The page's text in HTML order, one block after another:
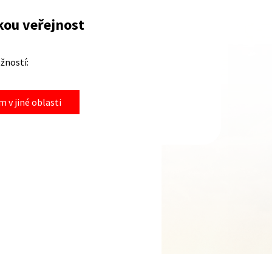
veřejnost
v jiné oblasti